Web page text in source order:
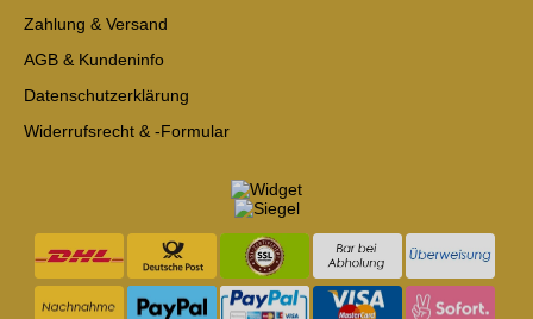
Zahlung & Versand
AGB & Kundeninfo
Datenschutzerklärung
Widerrufsrecht & -Formular